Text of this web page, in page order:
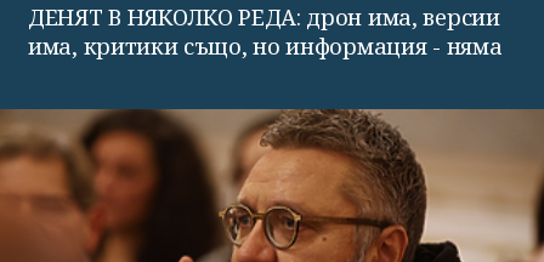
ДЕНЯТ В НЯКОЛКО РЕДА: дрон има, версии
има, критики също, но информация - няма